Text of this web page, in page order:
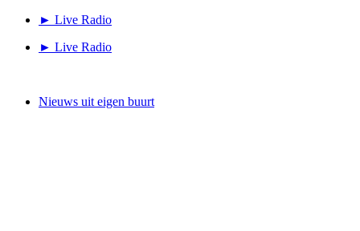
► Live Radio
► Live Radio
Nieuws uit eigen buurt